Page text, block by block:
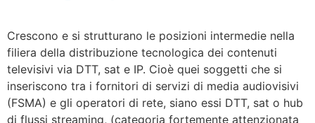
Crescono e si strutturano le posizioni intermedie nella
filiera della distribuzione tecnologica dei contenuti
televisivi via DTT, sat e IP. Cioè quei soggetti che si
inseriscono tra i fornitori di servizi di media audiovisivi
(FSMA) e gli operatori di rete, siano essi DTT, sat o hub
di flussi streaming, (categoria fortemente attenzionata